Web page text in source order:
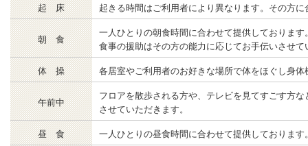
起 床 起きる時間はご利用者により異なります。その方
朝 食
一人ひとりの朝食時間に合わせて提供しております
食事の援助はその方の能力に応じてお手伝いさせて
体 操 各居室やご利用者のお好きな場所で体をほぐし身
午前中
フロアを散歩される方や、テレビを見てすごす方
させていただきます。
昼 食 一人ひとりの昼食時間に合わせて提供しております